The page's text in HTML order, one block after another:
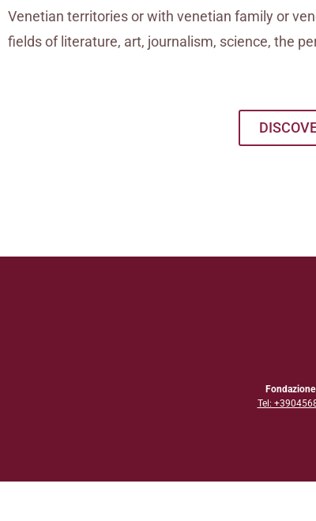
Venetian territories or with venetian family or
fields of literature, art, journalism, science, the
Tel: